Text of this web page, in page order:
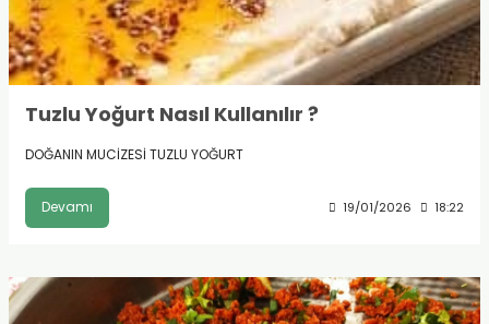
Tuzlu Yoğurt Nasıl Kullanılır ?
DOĞANIN MUCİZESİ TUZLU YOĞURT
Devamı 19/01/2026 18:22